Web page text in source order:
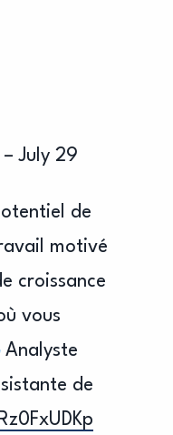
– July 29
de
motivé
croissance
vous
Analyste
de